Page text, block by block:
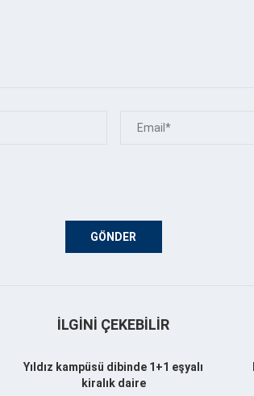
İLGINI ÇEKEBILIR
Yıldız kampüsü dibinde 1+1 eşyalı
kiralık daire